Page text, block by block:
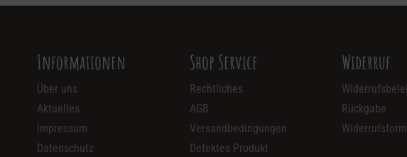
Informationen
Über uns
Aktuelles
Impressum
Datenschutz
Shop Service
Rechtliches
AGB
Versandbedingungen
Defektes Produkt
Widerruf
Rückgabe